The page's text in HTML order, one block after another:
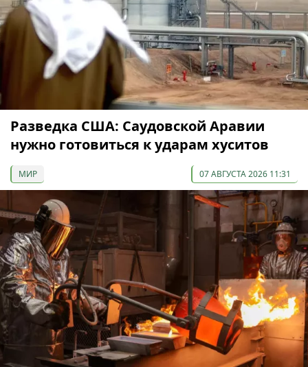
Разведка США: Саудовской Аравии
нужно готовиться к ударам хуситов
МИР 07 АВГУСТА 2026 11:31